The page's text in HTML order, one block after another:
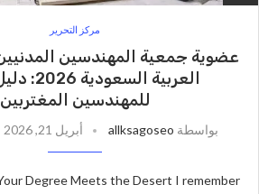
مركز التحرير
عضوية جمعية المهندسين
العربية
للمهندسين المغتربين
بواسطة allksagoseo أبريل 21, 2026
Degree Meets the Desert I remember